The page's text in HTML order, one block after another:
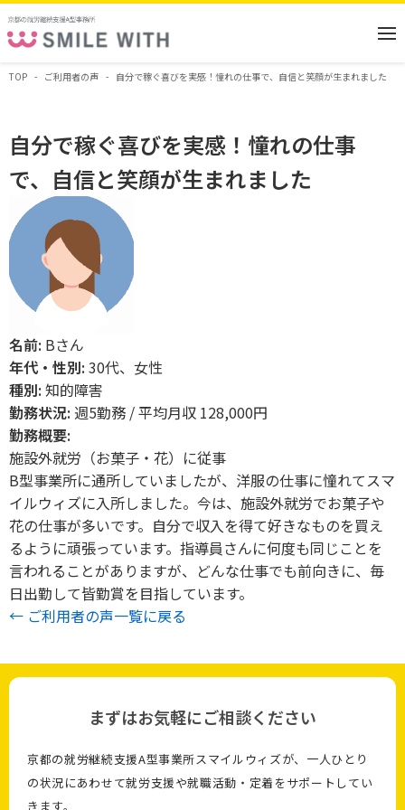
TOP ご利用者の声 自分で稼ぐ喜びを実感！憧れの仕事で、自信と笑顔が生まれました
自分で稼ぐ喜びを実感！憧れの仕事
で、自信と笑顔が生まれました
名前: Bさん
年代・性別: 30代、女性
種別: 知的障害
勤務状況: 週5勤務 / 平均月収 128,000円
勤務概要:
施設外就労（お菓子・花）に従事
B型事業所に通所していましたが、洋服の仕事に憧れてスマ
イルウィズに入所しました。今は、施設外就労でお菓子や
花の仕事が多いです。自分で収入を得て好きなものを買え
るように頑張っています。指導員さんに何度も同じことを
言われることがありますが、どんな仕事でも前向きに、毎
日出勤して皆勤賞を目指しています。
← ご利用者の声一覧に戻る
まずはお気軽にご相談ください
京都の就労継続支援A型事業所スマイルウィズが、一人ひとり
の状況にあわせて就労支援や就職活動・定着をサポートしてい
きます。